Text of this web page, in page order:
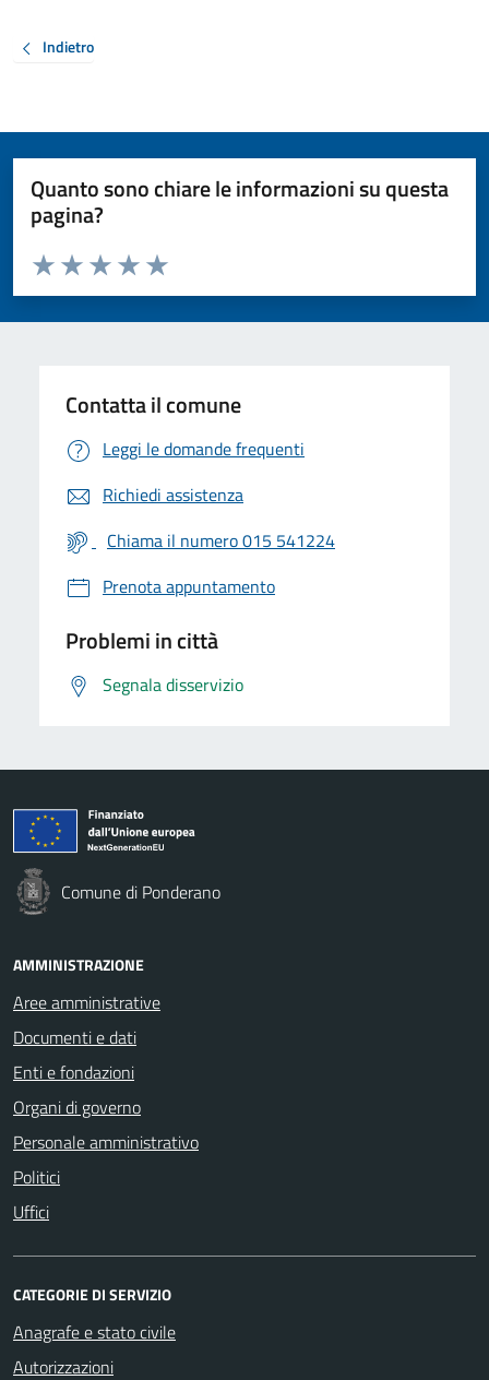
Indietro
Quanto sono chiare le informazioni su questa
pagina?
Valuta da 1 a 5 stelle la pagina
Valuta 5 stelle su 5
Valuta 4 stelle su 5
Valuta 3 stelle su 5
Valuta 2 stelle su 5
Valuta 1 stelle su 5
Contatta il comune
Leggi le domande frequenti
Richiedi assistenza
Chiama il numero 015 541224
Prenota appuntamento
Problemi in città
Segnala disservizio
Comune di Ponderano
AMMINISTRAZIONE
Aree amministrative
Documenti e dati
Enti e fondazioni
Organi di governo
Personale amministrativo
Politici
Uffici
CATEGORIE DI SERVIZIO
Anagrafe e stato civile
Autorizzazioni